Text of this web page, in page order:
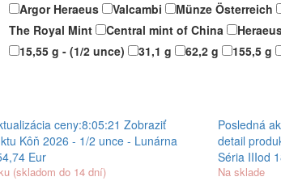
Argor Heraeus Valcambi Münze Österreich
The Royal Mint
Central mint of China
15,55 g - (1/2 unce) 31,1 g 62,2 g 155,5 g
ceny:8:05:21 Zobraziť
Kôň 2026 - 1/2 unce - Lunárna
Eur
(skladom do 14 dní)
Posledná
detail
Séria IIIod
Na sklade